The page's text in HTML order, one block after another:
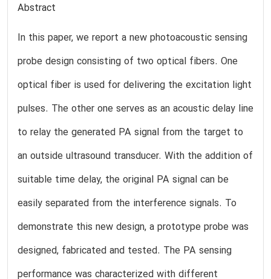
Abstract
In this paper, we report a new photoacoustic sensing
probe design consisting of two optical fibers. One
optical fiber is used for delivering the excitation light
pulses. The other one serves as an acoustic delay line
to relay the generated PA signal from the target to
an outside ultrasound transducer. With the addition of
suitable time delay, the original PA signal can be
easily separated from the interference signals. To
demonstrate this new design, a prototype probe was
designed, fabricated and tested. The PA sensing
performance was characterized with different